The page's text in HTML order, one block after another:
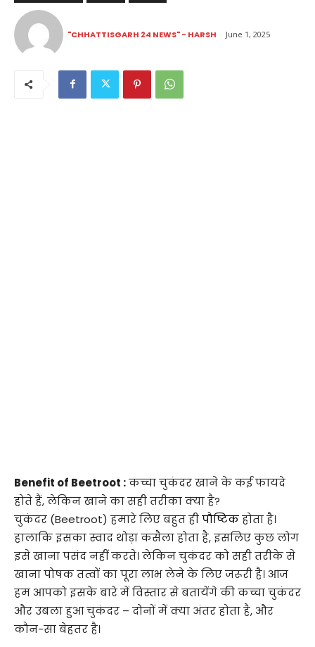
"CHHATTISGARH 24 NEWS" - HARSH June 1, 2025
Benefit of Beetroot :कच्चा चुकंदर खाने के कई फायदे
होते हैं, लेकिन खाने का सही तरीका क्या है?
चुकंदर (Beetroot) हमारे लिए बहुत हीपौष्टिकहोता है।
हालाकि इसका स्वाद थोड़ा कसैला होता है, इसलिए कुछ लोग
इसे खाना पसंद नहीं करते। लेकिन चुकंदर को सही तरीके से
खाना पोषक तत्वों का पूरा लाभ लेने के लिए जरूरी है। आज
हम आपको इसके बारे में विस्तार से बतायेंगे की कच्चा चुकंदर
और उबला हुआ चुकंदर – दोनों में क्या अंतर होता है, और
कौन-सा बेहतर है।